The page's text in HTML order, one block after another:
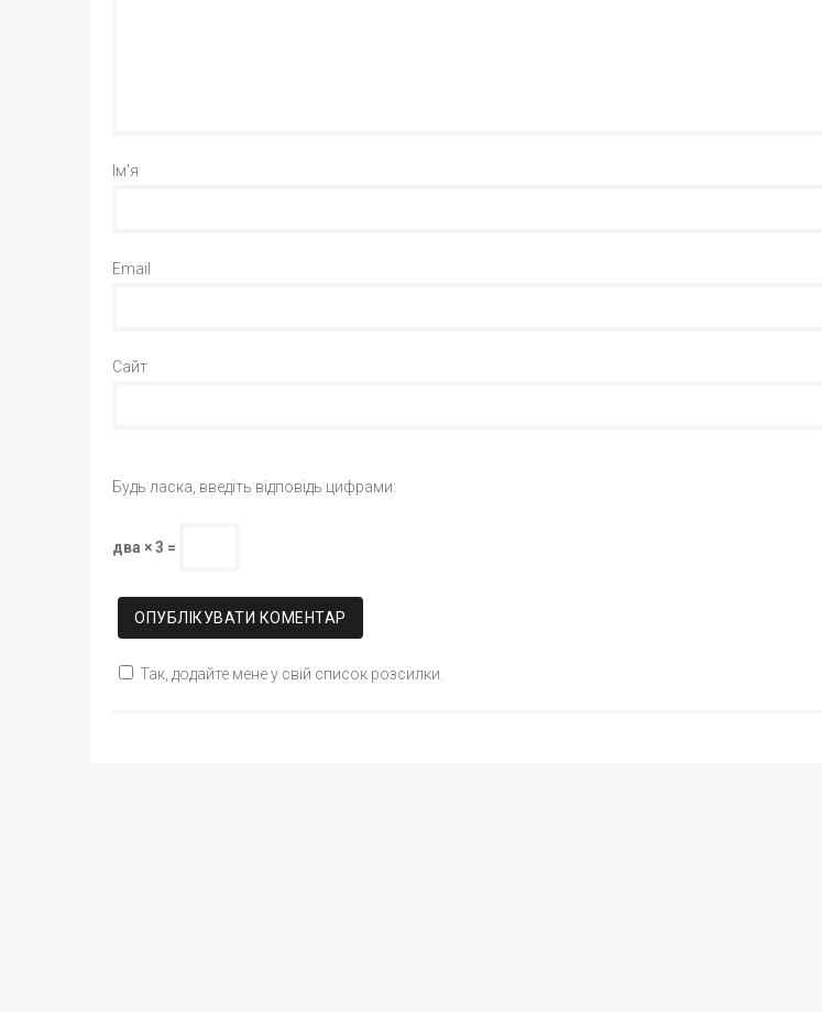
Ім'я
Email
Сайт
Будь ласка, введіть відповідь цифрами:
два × 3 =
Так, додайте мене у свій список розсилки.